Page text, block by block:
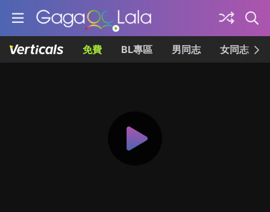
免費 BL專區 男同志 女同志